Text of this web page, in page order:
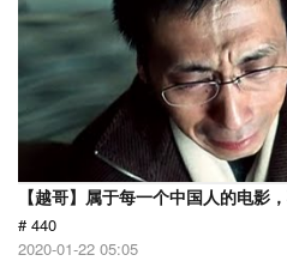
【越哥】属于每一个中国人的电影
# 440
2020-01-22 05:05